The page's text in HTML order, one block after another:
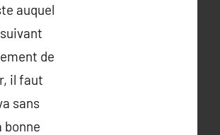
auquel
de
il faut
sans